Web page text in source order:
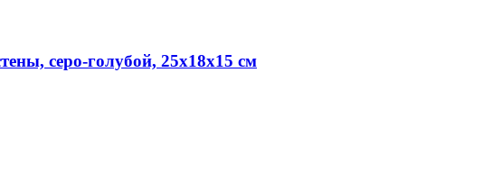
серо-голубой, 25x18x15 см